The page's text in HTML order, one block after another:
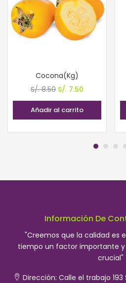
Cocona(Kg)
S/.8.50 El
precio
original
S/. 7.50
precio
Añadir al carrito
Información De
"Creemos que la calidad es
tiempo un factor importante
crucial"
Dirección: Calle el trabajo 193